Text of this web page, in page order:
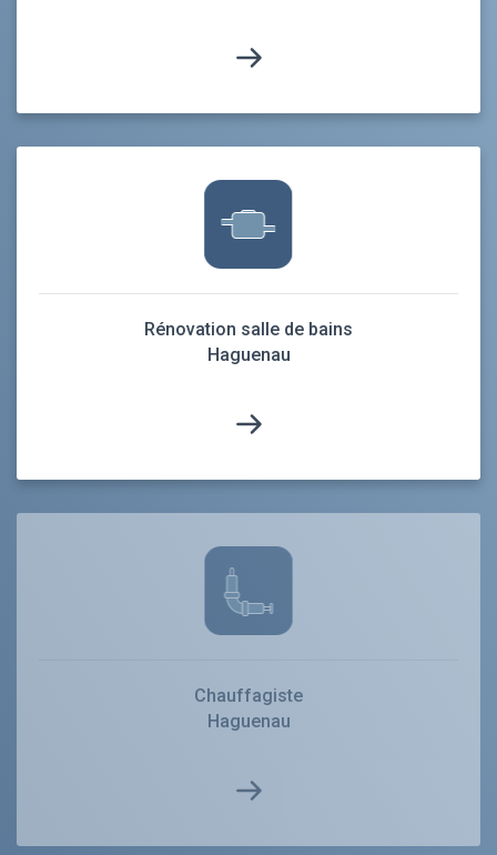
Rénovation salle de bains
Haguenau
Chauffagiste
Haguenau